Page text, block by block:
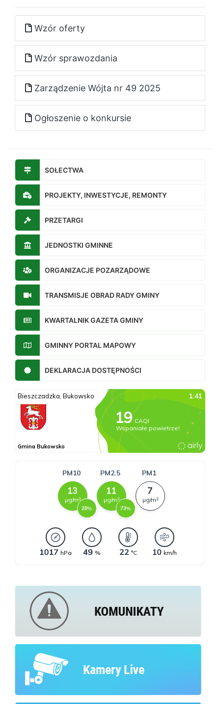
Wzór oferty
Wzór sprawozdania
Zarządzenie Wójta nr 49 2025
Ogłoszenie o konkursie
SOŁECTWA
PROJEKTY, INWESTYCJE, REMONTY
PRZETARGI
JEDNOSTKI GMINNE
ORGANIZACJE POZARZĄDOWE
TRANSMISJE OBRAD RADY GMINY
KWARTALNIK GAZETA GMINY
GMINNY PORTAL MAPOWY
DEKLARACJA DOSTĘPNOŚCI